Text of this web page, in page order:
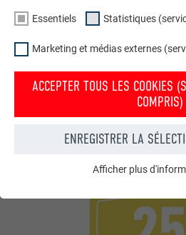
parfaitement coordonnée. Tout
accessoires assortis tels que les
contre la neige, la sécurité du toit
individuelle et techniquement
Essentiels Statistiques
Marketing et médias externes
ACCEPTER TOUS LES COOKIES
COMPRIS)
ENREGISTRER LA
fonctions de base du site Internet. Ils
Internet fonctionne correctement.
Afficher plus